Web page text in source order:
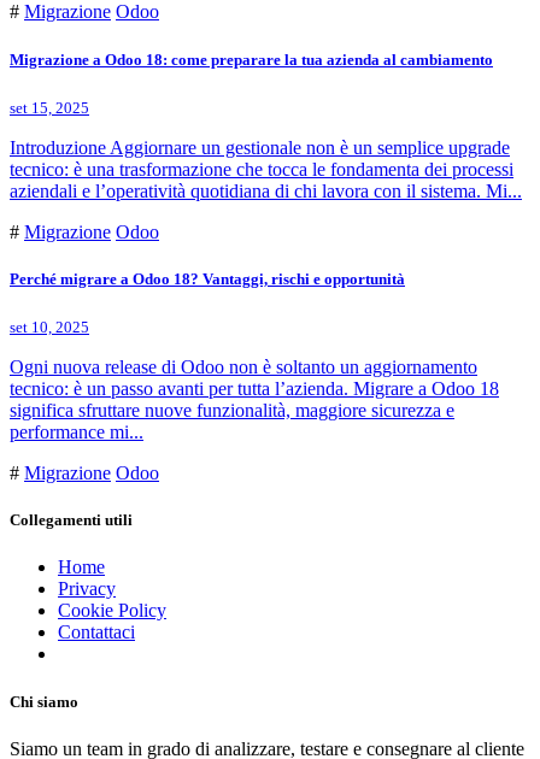
# Migrazione Odoo
Migrazione a Odoo 18: come preparare la tua azienda al cambiamento
set 15, 2025
Introduzione Aggiornare un gestionale non è un semplice upgrade
tecnico: è una trasformazione che tocca le fondamenta dei processi
aziendali e l’operatività quotidiana di chi lavora con il sistema. Mi...
# Migrazione Odoo
Perché migrare a Odoo 18? Vantaggi, rischi e opportunità
set 10, 2025
Ogni nuova release di Odoo non è soltanto un aggiornamento
tecnico: è un passo avanti per tutta l’azienda. Migrare a Odoo 18
significa sfruttare nuove funzionalità, maggiore sicurezza e
performance mi...
# Migrazione Odoo
Collegamenti utili
Home
Privacy
Cookie Policy
Contattaci
Chi siamo
Siamo un team in grado di analizzare, testare e consegnare al cliente